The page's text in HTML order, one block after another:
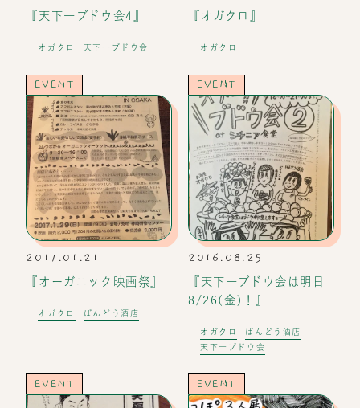
『天下一ブドウ会4』
オガクロ 天下一ブドウ会
『オガクロ』
オガクロ
EVENT
2017.01.21
『オーガニック映画祭』
オガクロ ばんどう酒店
EVENT
2016.08.25
『天下一ブドウ会は明日
8/26(金)！』
オガクロ
ばんどう酒店
天下一ブドウ会
EVENT EVENT